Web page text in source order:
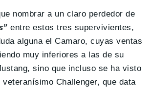
nombrar a un claro perdedor de
entre estos tres supervivientes,
alguna el Camaro, cuyas ventas
muy inferiores a las de su
sino que incluso se ha visto
Challenger, que data